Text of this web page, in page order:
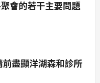
會的若干主要問題
盡顯洋湖森和診所